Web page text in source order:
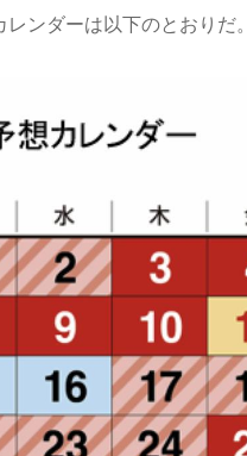
ンダーは以下のとおりだ。